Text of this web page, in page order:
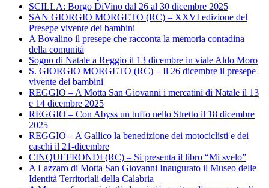
SCILLA: Borgo DiVino dal 26 al 30 dicembre 2025
SAN GIORGIO MORGETO (RC) – XXVI edizione del
Presepe vivente dei bambini
A Bovalino il presepe che racconta la memoria contadina
della comunità
Sogno di Natale a Reggio il 13 dicembre in viale Aldo Moro
S. GIORGIO MORGETO (RC) – Il 26 dicembre il presepe
vivente dei bambini
REGGIO – A Motta San Giovanni i mercatini di Natale il 13
e 14 dicembre 2025
REGGIO – Con Abyss un tuffo nello Stretto il 18 dicembre
2025
REGGIO – A Gallico la benedizione dei motociclisti e dei
caschi il 21-dicembre
CINQUEFRONDI (RC) – Si presenta il libro “Mi svelo”
A Lazzaro di Motta San Giovanni Inaugurato il Museo delle
Identità Territoriali della Calabria